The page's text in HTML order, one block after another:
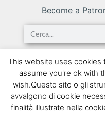
Become a
Tango Podcast in
L’evoluzione del
10/05/2010
SEGUIMI
This website uses cookies
assume you're ok with
wish.Questo sito o gli
avvalgono di cookie
finalità illustrate nella